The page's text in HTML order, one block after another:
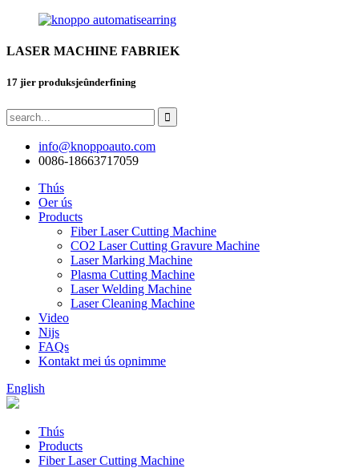
LASER MACHINE FABRIEK
17 jier produksjeûnderfining
info@knoppoauto.com
0086-18663717059
Thús
Oer ús
Products
Fiber Laser Cutting Machine
CO2 Laser Cutting Gravure Machine
Laser Marking Machine
Plasma Cutting Machine
Laser Welding Machine
Laser Cleaning Machine
Video
Nijs
FAQs
Kontakt mei ús opnimme
English
Thús
Products
Fiber Laser Cutting Machine